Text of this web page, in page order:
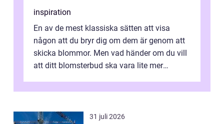
inspiration
En av de mest klassiska sätten att visa
någon att du bryr dig om dem är genom att
skicka blommor. Men vad händer om du vill
att ditt blomsterbud ska vara lite mer
31 juli 2026